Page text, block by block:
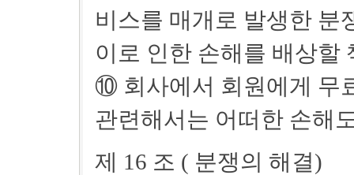
비스를 매개로 발생한 분
이로 인한 손해를 배상할
⑩ 회사에서 회원에게 무
관련해서는 어떠한 손해
제 16 조 ( 분쟁의 해결)